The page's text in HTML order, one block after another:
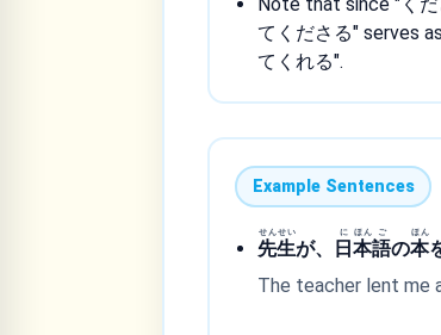
てくださる" serves
てくれる".
Example Sentences
先
せん
生
せい
が、 日
に
本
ほん
語
ご
の本
ほん
The teacher lent me